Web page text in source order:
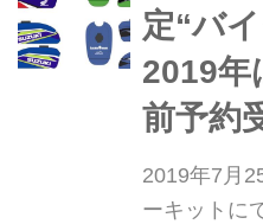
定“バ
2019年
前予約
2019年7月
ーキットに